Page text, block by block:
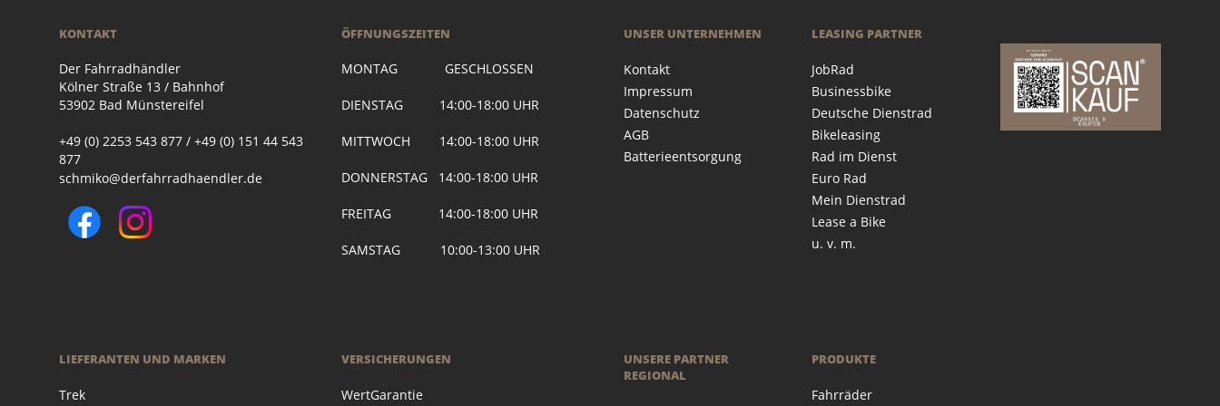
KONTAKT
Der Fahrradhändler
Kölner Straße 13 / Bahnhof
53902 Bad Münstereifel
+49 (0) 2253 543 877 / +49 (0) 151 44 543
877
schmiko@derfahrradhaendler.de
ÖFFNUNGSZEITEN
MONTAG GESCHLOSSEN
DIENSTAG 14:00-18:00 UHR
MITTWOCH 14:00-18:00 UHR
DONNERSTAG 14:00-18:00 UHR
FREITAG 14:00-18:00 UHR
SAMSTAG 10:00-13:00 UHR
UNSER UNTERNEHMEN
Kontakt
Impressum
Datenschutz
AGB
Batterieentsorgung
LEASING PARTNER
JobRad
Businessbike
Deutsche Dienstrad
Bikeleasing
Rad im Dienst
Euro Rad
Mein Dienstrad
Lease a Bike
u. v. m.
LIEFERANTEN UND MARKEN
Trek
VERSICHERUNGEN
WertGarantie
UNSERE PARTNER
REGIONAL
PRODUKTE
Fahrräder